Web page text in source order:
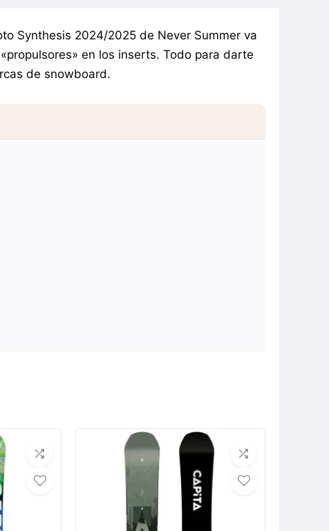
Synthesis 2024/2025 de Never Summer va
en los inserts. Todo para darte
de snowboard.